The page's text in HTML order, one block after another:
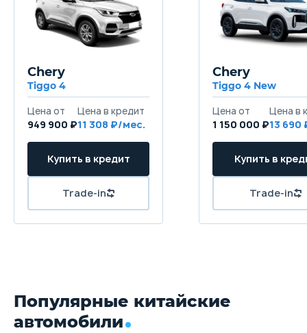
Chery
Tiggo 4
949 900 ₽11 308
Chery
Tiggo 4 New
1 150 000 ₽13 690
Популярные китайские
автомобили